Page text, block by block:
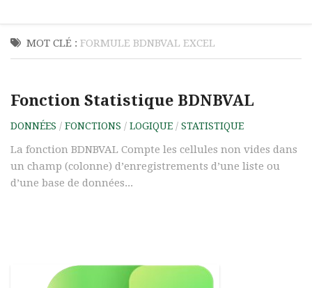
MOT CLÉ : FORMULE BDNBVAL EXCEL
Fonction Statistique BDNBVAL
DONNÉES / FONCTIONS / LOGIQUE / STATISTIQUE
La fonction BDNBVAL Compte les cellules non vides dans
un champ (colonne) d’enregistrements d’une liste ou
d’une base de données...